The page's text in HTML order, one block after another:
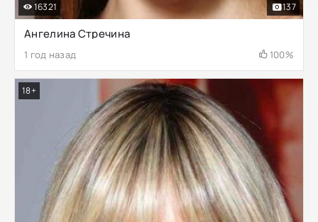
Ангелина Стречина
1 год назад 100%
16321 137
18+